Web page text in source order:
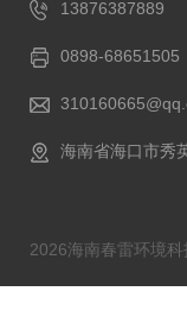
13876387889
0898-68651505
海南省海口市秀
2026海南春雷环境